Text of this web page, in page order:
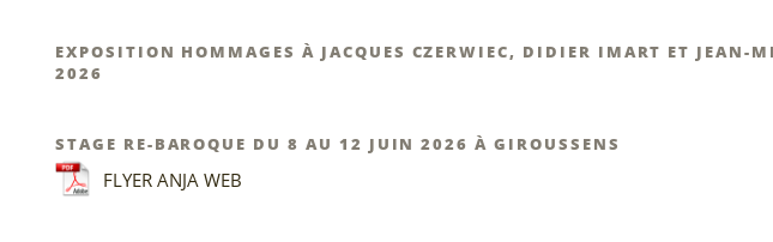
EXPOSITION HOMMAGES À JACQUES CZERWIEC, DIDIER IMART ET JEAN-
2026
STAGE RE-BAROQUE DU 8 AU 12 JUIN 2026 À GIROUSSENS
FLYER ANJA WEB